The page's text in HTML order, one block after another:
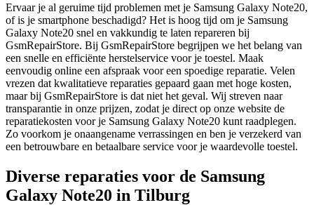
Ervaar je al geruime tijd problemen met je Samsung Galaxy Note20,
of is je smartphone beschadigd? Het is hoog tijd om je Samsung
Galaxy Note20 snel en vakkundig te laten repareren bij
GsmRepairStore. Bij GsmRepairStore begrijpen we het belang van
een snelle en efficiënte herstelservice voor je toestel. Maak
eenvoudig online een afspraak voor een spoedige reparatie. Velen
vrezen dat kwalitatieve reparaties gepaard gaan met hoge kosten,
maar bij GsmRepairStore is dat niet het geval. Wij streven naar
transparantie in onze prijzen, zodat je direct op onze website de
reparatiekosten voor je Samsung Galaxy Note20 kunt raadplegen.
Zo voorkom je onaangename verrassingen en ben je verzekerd van
een betrouwbare en betaalbare service voor je waardevolle toestel.
Diverse reparaties voor de Samsung
Galaxy Note20 in Tilburg